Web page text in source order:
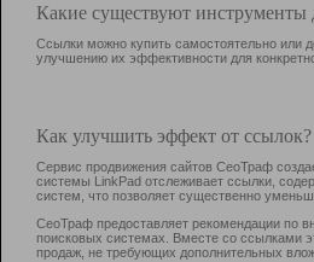
Какие существуют инструменты
Ссылки можно купить самостоятельно или
улучшению их эффективности для
Как улучшить эффект от ссылок?
Сервис продвижения сайтов СеоТраф
системы LinkPad отслеживает ссылки,
систем, что позволяет существенно
СеоТраф предоставляет рекомендации по
поисковых системах. Вместе со ссылками
продаж, не требующих дополнительных